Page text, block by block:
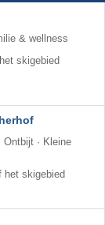
& wellness
skigebied
Ontbijt · Kleine
het skigebied